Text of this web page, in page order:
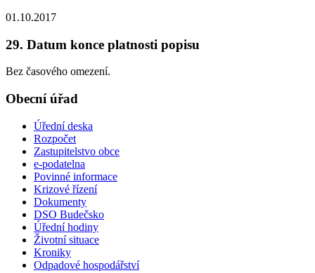
01.10.2017
29. Datum konce platnosti popisu
Bez časového omezení.
Obecní úřad
Úřední deska
Rozpočet
Zastupitelstvo obce
e-podatelna
Povinné informace
Krizové řízení
Dokumenty
DSO Budečsko
Úřední hodiny
Životní situace
Kroniky
Odpadové hospodářství